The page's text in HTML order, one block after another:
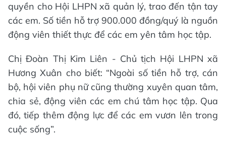
quyền cho Hội LHPN xã quản lý, trao đến tận tay
các em. Số tiền hỗ trợ 900.000 đồng/quý là nguồn
động viên thiết thực để các em yên tâm học tập.
Chị Đoàn Thị Kim Liên - Chủ tịch Hội LHPN xã
Hương Xuân cho biết: “Ngoài số tiền hỗ trợ, cán
bộ, hội viên phụ nữ cũng thường xuyên quan tâm,
chia sẻ, động viên các em chú tâm học tập. Qua
đó, tiếp thêm động lực để các em vươn lên trong
cuộc sống”.